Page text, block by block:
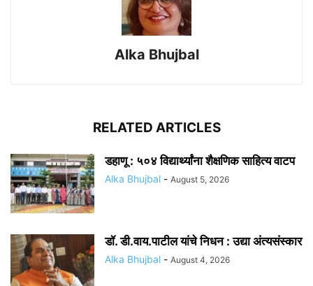
Alka Bhujbal
RELATED ARTICLES
डहाणू : ५०४ विद्यार्थ्यांना शैक्षणिक साहित्य वाटप
Alka Bhujbal - August 5, 2026
डॉ. डी.वाय.पाटील यांचे निधन : उद्या अंत्यसंस्कार
Alka Bhujbal - August 4, 2026